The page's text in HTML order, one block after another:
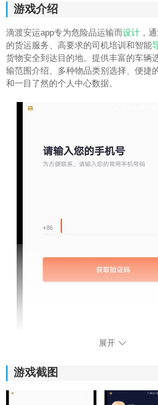
游戏介绍
滴渡安运app专为危险品运输而设计，
的货运服务、高要求的司机培训和智能
货物安全到达目的地。提供丰富的车辆
输范围介绍、多种物品类别选择、便捷
和一目了然的个人中心数据。
展开
游戏截图